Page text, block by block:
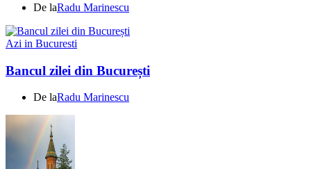
De laRadu Marinescu
Azi in Bucuresti
Bancul zilei din București
De laRadu Marinescu